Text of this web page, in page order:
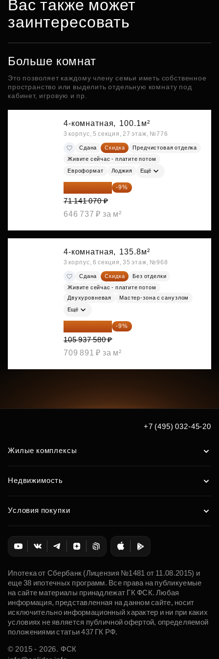
Вас также может
заинтересовать
Больше комнат
Это позволяет каждому члену семьи иметь собственное
пространство или выделить отдельную комнату под
кабинет, игровую и пр.
4-комнатная, 100.1м²
3 корпус, 5 секция, 27 этаж, №776
Сдана Скидка
Предчистовая отделка
Живите сейчас - платите потом
Евроформат Лоджия Ещё
64 738 374 ₽ -9%
71 141 070 ₽
646 737 ₽ за м²
4-комнатная, 135.8м²
3 корпус, 6 секция, 35 этаж, №968
Сдана Скидка
Без отделки
Живите сейчас - платите потом
Двухуровневая
Мастер-зона с санузлом
Ещё
96 403 198 ₽ -9%
105 937 580 ₽
709 891 ₽ за м²
+7 (495) 032-45-20
Жилые комплексы
Недвижимость
Условия покупки
Ипотека от Сбербанк (Лицензия №1481 от 11.08.2015) и
еще 38 ипотечных программ. Все права на публикуемые
на сайте материалы принадлежат ГК ФСК. Любая
информация, представленная на данном сайте, носит
исключительно информационный характер и ни при каких
условиях не является публичной офертой, определяемой
положениями статьи 437 ГК РФ.
© 2015 - 2026. ФСК